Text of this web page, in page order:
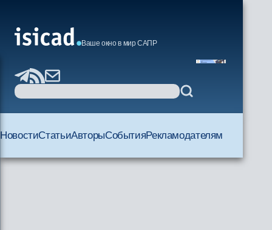
Ваше окно в мир САПР
НовостиСтатьиАвторыСобытияРекламодателям